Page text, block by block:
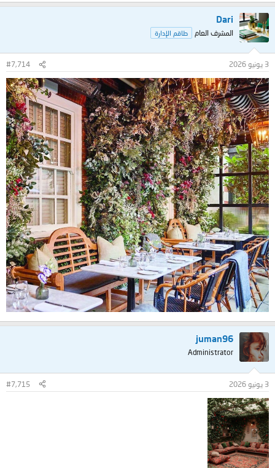
Dari
المشرف العام طاقم الإدارة
3 يونيو 2026 #7,714
juman96
Administrator
3 يونيو 2026 #7,715